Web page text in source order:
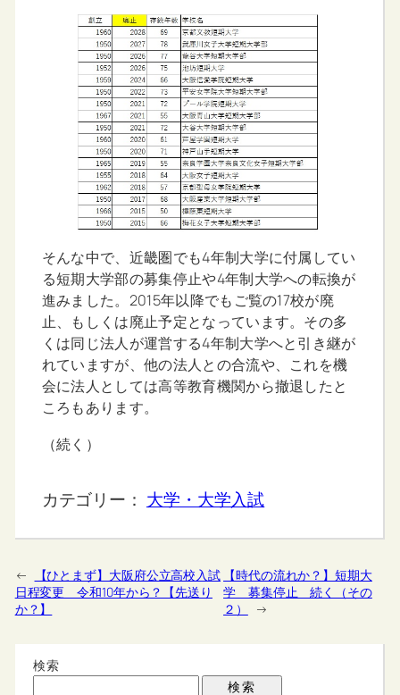
そんな中で、近畿圏でも4年制大学に付属してい
る短期大学部の募集停止や4年制大学への転換が
進みました。2015年以降でもご覧の17校が廃
止、もしくは廃止予定となっています。その多
くは同じ法人が運営する4年制大学へと引き継が
れていますが、他の法人との合流や、これを機
会に法人としては高等教育機関から撤退したと
ころもあります。
（続く）
カテゴリー： 大学・大学入試
←
【ひとまず】大阪府公立高校入試
日程変更 令和10年から？【先送り
か？】
【時代の流れか？】短期大
学 募集停止 続く（その
２）
→
検索
検索